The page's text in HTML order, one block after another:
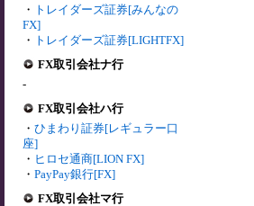
・ トレイダーズ証券[みんなの
FX]
・ トレイダーズ証券[LIGHTFX]
FX取引会社ナ行
-
FX取引会社ハ行
・ ひまわり証券[レギュラー口
座]
・ ヒロセ通商[LION FX]
・ PayPay銀行[FX]
FX取引会社マ行